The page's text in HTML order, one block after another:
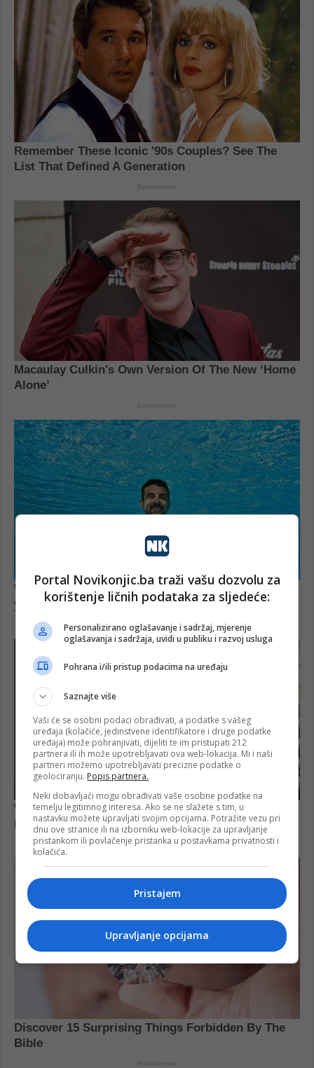
Portal Novikonjic.ba traži vašu dozvolu za
korištenje ličnih podataka za sljedeće:
Personalizirano oglašavanje i sadržaj, mjerenje
oglašavanja i sadržaja, uvidi u publiku i razvoj usluga
Pohrana i/ili pristup podacima na uređaju
Saznajte više
Vaši će se osobni podaci obrađivati, a podatke s vašeg
uređaja (kolačiće, jedinstvene identifikatore i druge podatke
uređaja) može pohranjivati, dijeliti te im pristupati 212
partnera ili ih može upotrebljavati ova web-lokacija. Mi i naši
partneri možemo upotrebljavati precizne podatke o
geolociranju. Popis partnera.
Neki dobavljači mogu obrađivati vaše osobne podatke na
temelju legitimnog interesa. Ako se ne slažete s tim, u
nastavku možete upravljati svojim opcijama. Potražite vezu pri
dnu ove stranice ili na izborniku web-lokacije za upravljanje
pristankom ili povlačenje pristanka u postavkama privatnosti i
kolačića.
Pristajem
Upravljanje opcijama